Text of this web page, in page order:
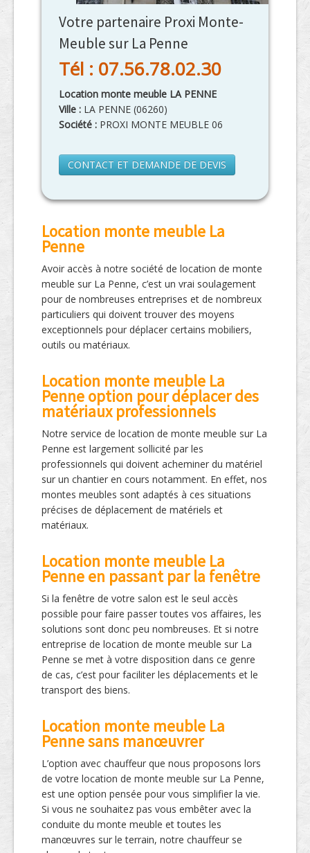
Votre partenaire Proxi Monte-
Meuble sur La Penne
Tél : 07.56.78.02.30
Location monte meuble LA PENNE
Ville : LA PENNE (06260)
Société : PROXI MONTE MEUBLE 06
CONTACT ET DEMANDE DE DEVIS
Location monte meuble La
Penne
Avoir accès à notre société de location de monte
meuble sur La Penne, c’est un vrai soulagement
pour de nombreuses entreprises et de nombreux
particuliers qui doivent trouver des moyens
exceptionnels pour déplacer certains mobiliers,
outils ou matériaux.
Location monte meuble La
Penne option pour déplacer des
matériaux professionnels
Notre service de location de monte meuble sur La
Penne est largement sollicité par les
professionnels qui doivent acheminer du matériel
sur un chantier en cours notamment. En effet, nos
montes meubles sont adaptés à ces situations
précises de déplacement de matériels et
matériaux.
Location monte meuble La
Penne en passant par la fenêtre
Si la fenêtre de votre salon est le seul accès
possible pour faire passer toutes vos affaires, les
solutions sont donc peu nombreuses. Et si notre
entreprise de location de monte meuble sur La
Penne se met à votre disposition dans ce genre
de cas, c’est pour faciliter les déplacements et le
transport des biens.
Location monte meuble La
Penne sans manœuvrer
L’option avec chauffeur que nous proposons lors
de votre location de monte meuble sur La Penne,
est une option pensée pour vous simplifier la vie.
Si vous ne souhaitez pas vous embêter avec la
conduite du monte meuble et toutes les
manœuvres sur le terrain, notre chauffeur se